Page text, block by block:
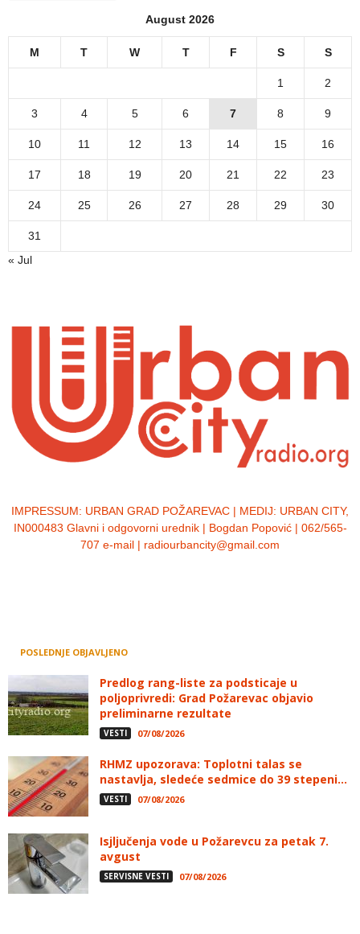
August 2026
M T W T F S S
1 2
3 4 5 6 7 8 9
10 11 12 13 14 15 16
17 18 19 20 21 22 23
24 25 26 27 28 29 30
31
« Jul
IMPRESSUM: URBAN GRAD POŽAREVAC | MEDIJ: URBAN CITY,
IN000483 Glavni i odgovorni urednik | Bogdan Popović | 062/565-
707 e-mail | radiourbancity@gmail.com
POSLEDNJE OBJAVLJENO
Predlog rang-liste za podsticaje u
poljoprivredi: Grad Požarevac objavio
preliminarne rezultate
VESTI 07/08/2026
RHMZ upozorava: Toplotni talas se
nastavlja, sledeće sedmice do 39 stepeni...
VESTI 07/08/2026
Isjljučenja vode u Požarevcu za petak 7.
avgust
SERVISNE VESTI 07/08/2026